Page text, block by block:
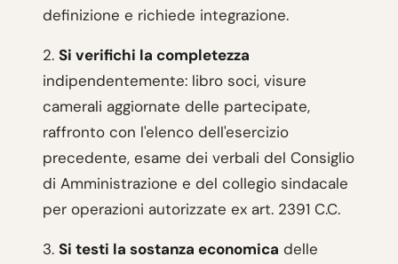
definizione e richiede integrazione.
2. Si verifichi la completezza
indipendentemente: libro soci, visure
camerali aggiornate delle partecipate,
raffronto con l'elenco dell'esercizio
precedente, esame dei verbali del Consiglio
di Amministrazione e del collegio sindacale
per operazioni autorizzate ex art. 2391 C.C.
3. Si testi la sostanza economica delle